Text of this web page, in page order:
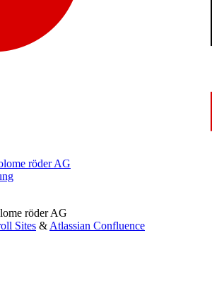
röder AG
röder AG
Sites & Atlassian Confluence